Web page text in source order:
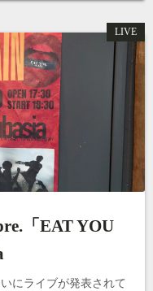
LIVE
「EAT YOU
にライブが発表されて